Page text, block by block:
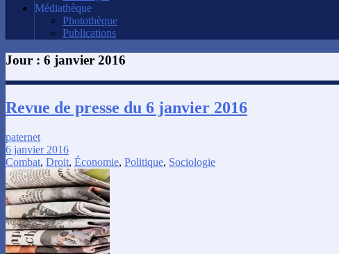
Médiathèque
Photothèque
Publications
Jour : 6 janvier 2016
Revue de presse du 6 janvier 2016
paternet
6 janvier 2016
Combat, Droit, Économie, Politique, Sociologie